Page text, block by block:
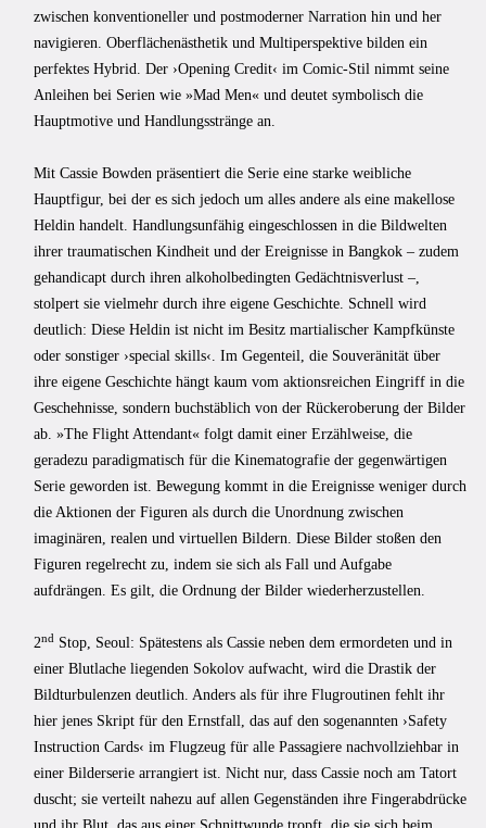
zwischen konventioneller und postmoderner Narration hin und her
navigieren. Oberflächenästhetik und Multiperspektive bilden ein
perfektes Hybrid. Der ›Opening Credit‹ im Comic-Stil nimmt seine
Anleihen bei Serien wie »Mad Men« und deutet symbolisch die
Hauptmotive und Handlungsstränge an.
Mit Cassie Bowden präsentiert die Serie eine starke weibliche
Hauptfigur, bei der es sich jedoch um alles andere als eine makellose
Heldin handelt. Handlungsunfähig eingeschlossen in die Bildwelten
ihrer traumatischen Kindheit und der Ereignisse in Bangkok – zudem
gehandicapt durch ihren alkoholbedingten Gedächtnisverlust –,
stolpert sie vielmehr durch ihre eigene Geschichte. Schnell wird
deutlich: Diese Heldin ist nicht im Besitz martialischer Kampfkünste
oder sonstiger ›special skills‹. Im Gegenteil, die Souveränität über
ihre eigene Geschichte hängt kaum vom aktionsreichen Eingriff in die
Geschehnisse, sondern buchstäblich von der Rückeroberung der Bilder
ab. »The Flight Attendant« folgt damit einer Erzählweise, die
geradezu paradigmatisch für die Kinematografie der gegenwärtigen
Serie geworden ist. Bewegung kommt in die Ereignisse weniger durch
die Aktionen der Figuren als durch die Unordnung zwischen
imaginären, realen und virtuellen Bildern. Diese Bilder stoßen den
Figuren regelrecht zu, indem sie sich als Fall und Aufgabe
aufdrängen. Es gilt, die Ordnung der Bilder wiederherzustellen.
2nd
Stop, Seoul: Spätestens als Cassie neben dem ermordeten und in
einer Blutlache liegenden Sokolov aufwacht, wird die Drastik der
Bildturbulenzen deutlich. Anders als für ihre Flugroutinen fehlt ihr
hier jenes Skript für den Ernstfall, das auf den sogenannten ›Safety
Instruction Cards‹ im Flugzeug für alle Passagiere nachvollziehbar in
einer Bilderserie arrangiert ist. Nicht nur, dass Cassie noch am Tatort
duscht; sie verteilt nahezu auf allen Gegenständen ihre Fingerabdrücke